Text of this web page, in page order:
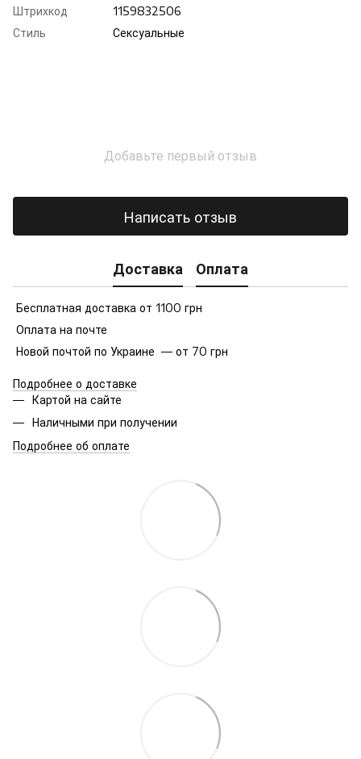
Штрихкод
1159832506
Стиль
Сексуальные
Добавьте первый отзыв
Написать отзыв
Доставка Оплата
Бесплатная доставка от 1100 грн
Оплата на почте
Новой почтой по Украине — от 70 грн
Подробнее о доставке
Картой на сайте
Наличными при получении
Подробнее об оплате